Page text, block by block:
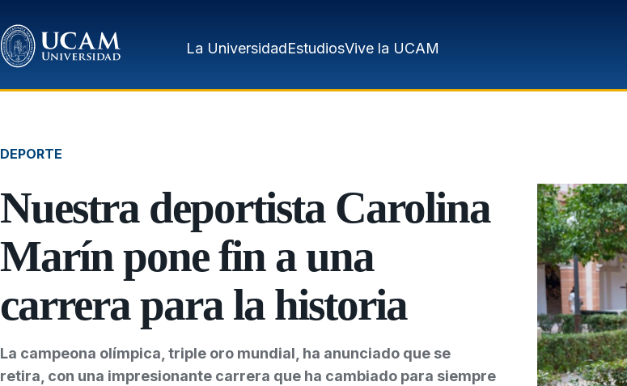
La UniversidadEstudiosVive la UCAM
DEPORTE
Nuestra deportista Carolina
Marín pone fin a una
carrera para la historia
La campeona olímpica, triple oro mundial, ha anunciado que se
retira, con una impresionante carrera que ha cambiado para siempre